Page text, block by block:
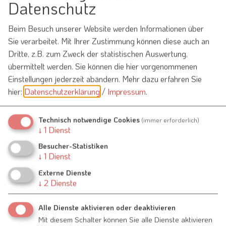
E-Mail*
Betreff*
Nachricht*
Ich habe dieDatenschutzerklärung gelesenund bin
Datenschutz
Beim Besuch unserer Website werden Informationen über
Sie verarbeitet. Mit Ihrer Zustimmung können diese auch an
Dritte, z.B. zum Zweck der statistischen Auswertung,
übermittelt werden. Sie können die hier vorgenommenen
Einstellungen jederzeit abändern. Mehr dazu erfahren Sie
hier: Datenschutzerklärung/ Impressum.
Technisch notwendige Cookies (immer erforderlich)
↓ 1 Dienst
Besucher-Statistiken
↓ 1 Dienst
Externe Dienste
↓ 2 Dienste
Alle Dienste aktivieren oder deaktivieren
Mit diesem Schalter können Sie alle Dienste aktivieren